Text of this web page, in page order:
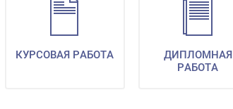
КУРСОВАЯ РАБОТА
ДИПЛОМНАЯ
РАБОТА